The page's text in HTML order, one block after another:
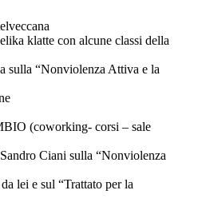
klatte con alcune classi della
sulla “Nonviolenza Attiva e la
(coworking- corsi – sale
Ciani sulla “Nonviolenza
lei e sul “Trattato per la